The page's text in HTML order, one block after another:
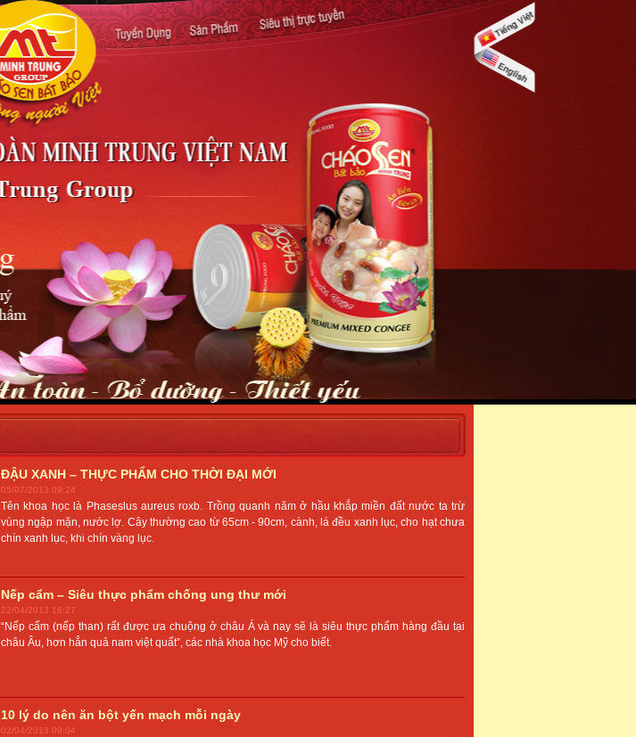
ĐẬU XANH – THỰC PHẨM CHO THỜI ĐẠI MỚI
05/07/2013 09:24
Tên khoa học là Phaseslus aureus roxb. Trồng quanh năm ở hầu khắp miền đất nước ta trừ
vùng ngập mặn, nước lợ. Cây thường cao từ 65cm - 90cm, cành, lá đều xanh lục, cho hạt chưa
chín xanh lục, khi chín vàng lục.
Nếp cẩm – Siêu thực phẩm chống ung thư mới
22/04/2013 16:27
“Nếp cẩm (nếp than) rất được ưa chuộng ở châu Á và nay sẽ là siêu thực phẩm hàng đầu tại
châu Âu, hơn hẳn quả nam việt quất”, các nhà khoa học Mỹ cho biết.
10 lý do nên ăn bột yến mạch mỗi ngày
02/04/2013 09:04